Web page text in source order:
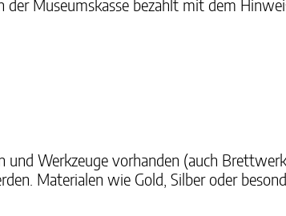
der Museumskasse bezahlt mit dem
Werkzeuge vorhanden (auch
Materialen wie Gold, Silber oder